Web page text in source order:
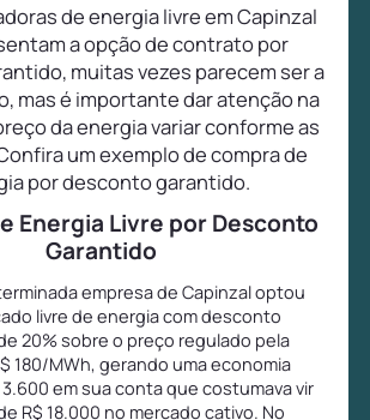
de energia livre em Capinzal
a opção de contrato por
muitas vezes parecem ser a
mas é importante dar atenção na
da energia variar conforme as
um exemplo de compra de
por desconto garantido.
Energia Livre por Desconto
Garantido
empresa de Capinzal optou
livre de energia com desconto
20% sobre o preço regulado pela
180/MWh, gerando uma economia
em sua conta que costumava vir
R$ 18.000 no mercado cativo. No